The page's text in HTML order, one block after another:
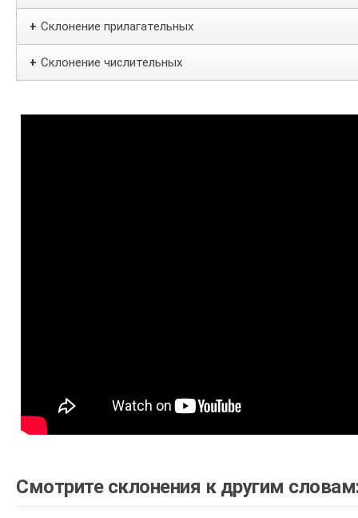
+ Склонение прилагательных
+ Склонение числительных
Смотрите склонения к другим